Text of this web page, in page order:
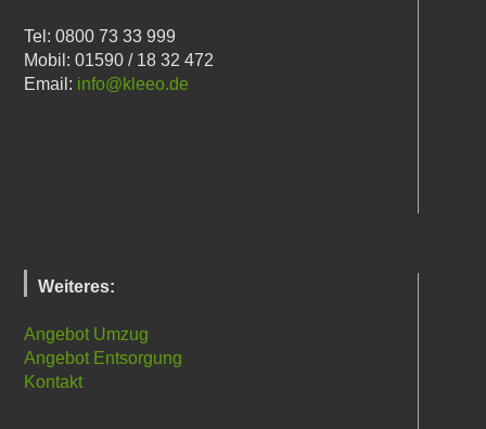
Tel: 0800 73 33 999
Mobil: 01590 / 18 32 472
Email: info@kleeo.de
Weiteres:
Angebot Umzug
Angebot Entsorgung
Kontakt